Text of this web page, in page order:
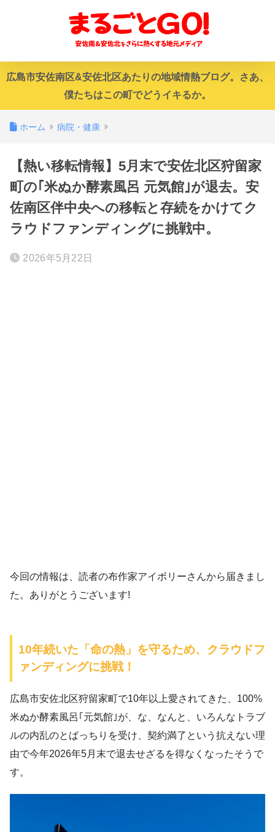
広島市安佐南区&安佐北区あたりの地域情熱ブログ。さあ、
僕たちはこの町でどうイキるか。
ホーム 病院・健康
【熱い移転情報】5月末で安佐北区狩留家
町の｢米ぬか酵素風呂 元気館｣が退去。安
佐南区伴中央への移転と存続をかけてク
ラウドファンディングに挑戦中。
2026年5月22日
今回の情報は、読者の布作家アイボリーさんから届きまし
た。ありがとうございます!
10年続いた「命の熱」を守るため、クラウドフ
ァンディングに挑戦！
広島市安佐北区狩留家町で10年以上愛されてきた、100%
米ぬか酵素風呂｢元気館｣が、な、なんと、いろんなトラブ
ルの内乱のとばっちりを受け、契約満了という抗えない理
由で今年2026年5月末で退去せざるを得なくなったそうで
す。